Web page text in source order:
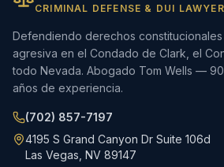
CRIMINAL DEFENSE & DUI
Defendiendo derechos
agresiva en el Condado de Clark, el
todo Nevada. Abogado Tom Wells —
años de experiencia.
(702) 857-7197
4195 S Grand Canyon Dr Suite 106d
Las Vegas, NV 89147